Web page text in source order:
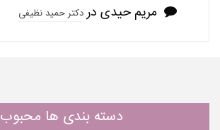
مریم حیدی دردکتر حمید نظیفی
دسته بندی ها محبوب